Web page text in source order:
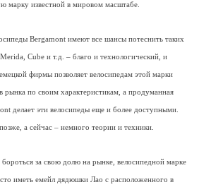
марку известной в мировом масштабе.
Bergamont имеют все шансы потеснить таких
Cube и т.д. – благо и технологический, и
фирмы позволяет велосипедам этой марки
рынка по своим характеристикам, а продуманная
делает эти велосипеды еще и более доступными.
а сейчас – немного теории и техники.
за свою долю на рынке, велосипедной марке
иметь емейл дядюшки Лао с расположенного в